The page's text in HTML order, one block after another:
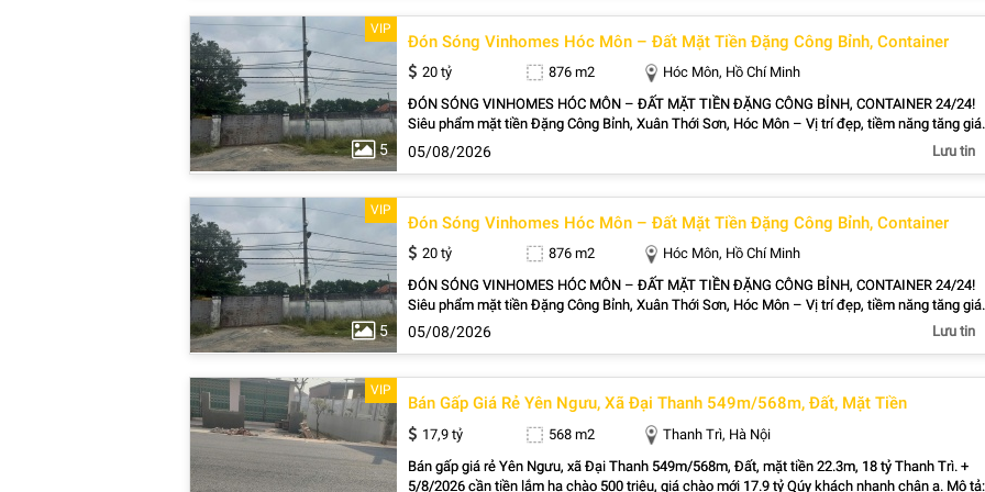
5
VIP
Đón Sóng Vinhomes Hóc Môn – Đất Mặt Tiền Đặng Công Bỉnh, Container
20 tỷ 876 m2
Hóc Môn, Hồ Chí Minh
ĐÓN SÓNG VINHOMES HÓC MÔN – ĐẤT MẶT TIỀN ĐẶNG CÔNG BỈNH, CONTAINER 24/24!
Siêu phẩm mặt tiền Đặng Công Bỉnh, Xuân Thới Sơn, Hóc Môn – Vị trí đẹp, tiềm năng tăng giá
mạnh. Diện tích: 16m × 54m, tổng 876m². 250m² thổ cư, còn lại đất cây lâu năm. Mặt tiền nhựa
rộng, xe container lưu thông 24/24. Chỉ 350m đến Nguyễn Văn Bứa, giao thông thuận tiện. Phù
Vinhomes. Vị trí đẹp – Quỹ đất lớn – Tiềm năng sinh lời cao dành cho nhà đầu tư và khách mua
giữ tài sản. Liên hệ ngay: Ms Mỹ – 0909.805.456 để xem đất và làm việc chính chủ!
05/08/2026 Lưu tin
5
VIP
Đón Sóng Vinhomes Hóc Môn – Đất Mặt Tiền Đặng Công Bỉnh, Container
20 tỷ 876 m2
Hóc Môn, Hồ Chí Minh
ĐÓN SÓNG VINHOMES HÓC MÔN – ĐẤT MẶT TIỀN ĐẶNG CÔNG BỈNH, CONTAINER 24/24!
Siêu phẩm mặt tiền Đặng Công Bỉnh, Xuân Thới Sơn, Hóc Môn – Vị trí đẹp, tiềm năng tăng giá
mạnh. Diện tích: 16m × 54m, tổng 876m². 250m² thổ cư, còn lại đất cây lâu năm. Mặt tiền nhựa
rộng, xe container lưu thông 24/24. Chỉ 350m đến Nguyễn Văn Bứa, giao thông thuận tiện. Phù
Vinhomes. Vị trí đẹp – Quỹ đất lớn – Tiềm năng sinh lời cao dành cho nhà đầu tư và khách mua
giữ tài sản. Liên hệ ngay: Ms Mỹ – 0909.805.456 để xem đất và làm việc chính chủ!
05/08/2026 Lưu tin
VIP
Bán Gấp Giá Rẻ Yên Ngưu, Xã Đại Thanh 549m/568m, Đất, Mặt Tiền
17,9 tỷ 568 m2
Thanh Trì, Hà Nội
Bán gấp giá rẻ Yên Ngưu, xã Đại Thanh 549m/568m, Đất, mặt tiền 22.3m, 18 tỷ Thanh Trì. +
5/8/2026 cần tiền lắm hạ chào 500 triệu, giá chào mới 17.9 tỷ Qúy khách nhanh chân ạ. Mô